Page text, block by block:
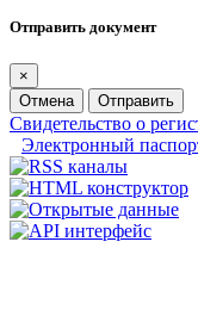
Отправить документ
×
Отмена
Отправить
Свидетельство о
Электронный